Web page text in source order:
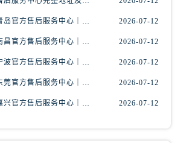
辽宁省沈阳市沈河区中街路137号亨得利名表维修授权店1楼浪琴售后服务中心（需提前预约）
北京市东城区东长安街1号王府井东方广场W3座6层602室浪琴售后服务中心（需提前预约）
内蒙古自治区巴彦淖尔市临河区新华街浪琴售后服务中心（需提前预约）
亲身探访浪琴青岛官方售后服务中心｜最新电话及地址（2026年7月最新） 2026-07-12
亲身探访浪琴南昌官方售后服务中心｜最新电话及地址（2026年7月最新） 2026-07-12
亲身探访浪琴宁波官方售后服务中心｜网点地址及售后热线（2026年7月最新） 2026-07-12
亲身探访浪琴东莞官方售后服务中心｜地址与联系电话（2026年7月最新） 2026-07-12
亲身探访浪琴嘉兴官方售后服务中心｜热线电话与网点地址（2026年7月最新） 2026-07-12